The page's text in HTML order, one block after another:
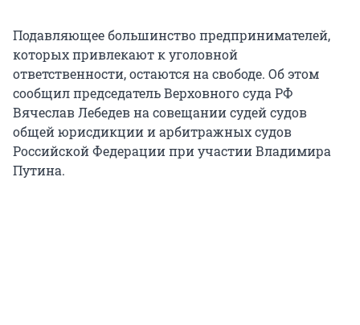
Подавляющее большинство предпринимателей,
которых привлекают к уголовной
ответственности, остаются на свободе. Об этом
сообщил председатель Верховного суда РФ
Вячеслав Лебедев на совещании судей судов
общей юрисдикции и арбитражных судов
Российской Федерации при участии Владимира
Путина.